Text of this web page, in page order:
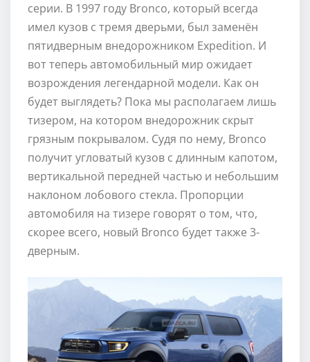
серии. В 1997 году Bronco, который всегда
имел кузов с тремя дверьми, был заменён
пятидверным внедорожником Expedition. И
вот теперь автомобильный мир ожидает
возрождения легендарной модели. Как он
будет выглядеть? Пока мы располагаем лишь
тизером, на котором внедорожник скрыт
грязным покрывалом. Судя по нему, Bronco
получит угловатый кузов с длинным капотом,
вертикальной передней частью и небольшим
наклоном лобового стекла. Пропорции
автомобиля на тизере говорят о том, что,
скорее всего, новый Bronco будет также 3-
дверным.